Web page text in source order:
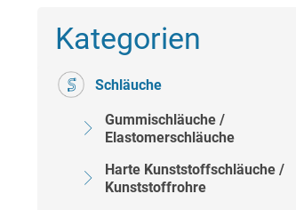
Kategorien
Schläuche
Gummischläuche /
Elastomerschläuche
Harte Kunststoffschläuche /
Kunststoffrohre